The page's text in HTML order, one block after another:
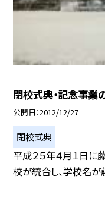
閉校式典・記念事業
公開日 2012/12/27
閉校式典
平成２５年４月１日
校が統合し、学校名